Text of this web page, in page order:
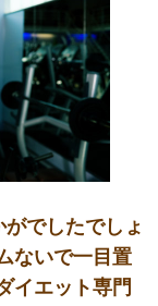
でしたでしょ
ないで一目置
イエット専門